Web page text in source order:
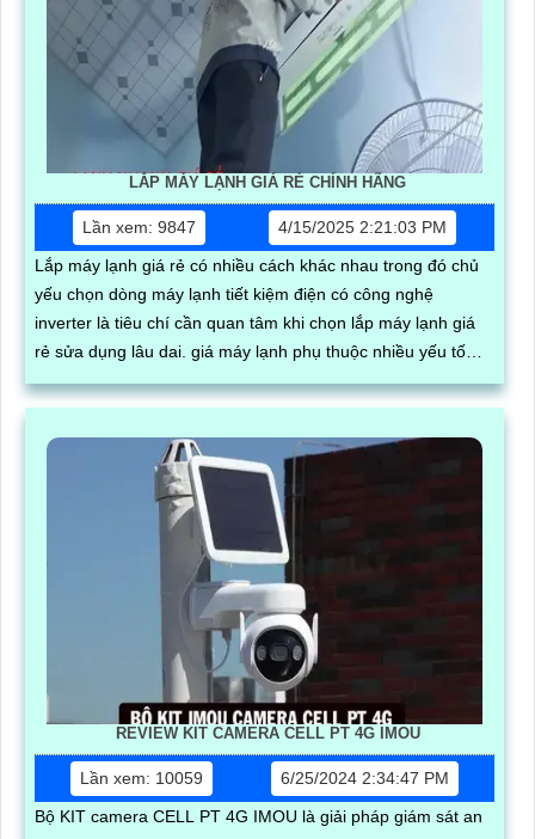
LẮP MÁY LẠNH GIÁ RẺ CHÍNH HÃNG
Lần xem: 9847
4/15/2025 2:21:03 PM
Lắp máy lạnh giá rẻ có nhiều cách khác nhau trong đó chủ
yếu chọn dòng máy lạnh tiết kiệm điện có công nghệ
inverter là tiêu chí cần quan tâm khi chọn lắp máy lạnh giá
rẻ sửa dụng lâu dai. giá máy lạnh phụ thuộc nhiều yếu tố
công nghệ thương hiệu công suất và loại máy lạnh
REVIEW KIT CAMERA CELL PT 4G IMOU
Lần xem: 10059
6/25/2024 2:34:47 PM
Bộ KIT camera CELL PT 4G IMOU là giải pháp giám sát an